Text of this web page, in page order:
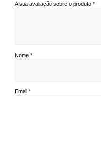
A sua avaliação sobre o produto *
Nome *
Email *